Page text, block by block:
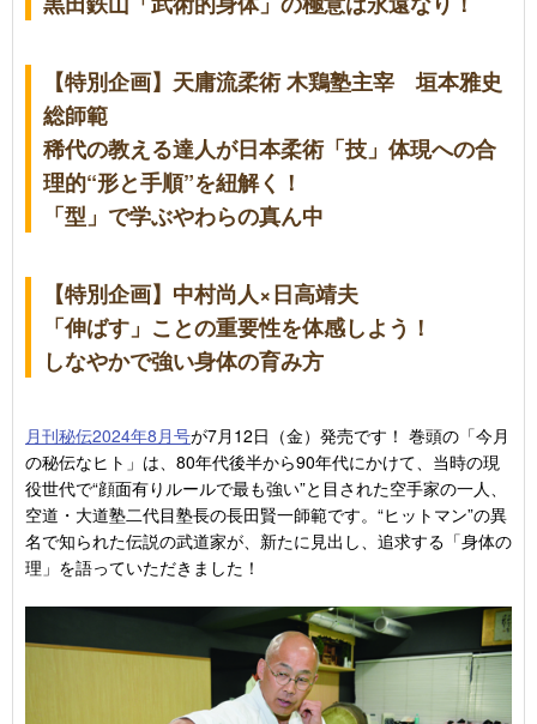
【特別企画】天庸流柔術 木鶏塾主宰 垣本雅史
総師範
稀代の教える達人が日本柔術「技」体現への合
理的“形と手順”を紐解く！
「型」で学ぶやわらの真ん中
【特別企画】中村尚人×日高靖夫
「伸ばす」ことの重要性を体感しよう！
しなやかで強い身体の育み方
月刊秘伝2024年8月号が7月12日（金）発売です！ 巻頭の「今月
の秘伝なヒト」は、80年代後半から90年代にかけて、当時の現
役世代で“顔面有りルールで最も強い”と目された空手家の一人、
空道・大道塾二代目塾長の長田賢一師範です。“ヒットマン”の異
名で知られた伝説の武道家が、新たに見出し、追求する「身体の
理」を語っていただきました！